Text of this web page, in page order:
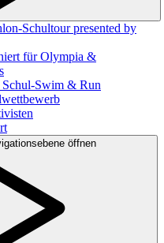
Schultour presented by
für Olympia &
Swim & Run
öffnen